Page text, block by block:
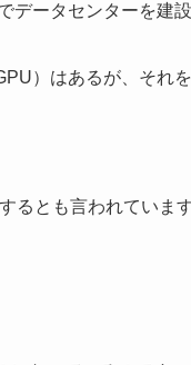
データセンターを建
）はあるが、それ
るとも言われていま